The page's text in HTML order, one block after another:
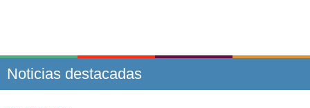
Noticias destacadas